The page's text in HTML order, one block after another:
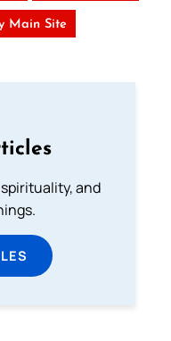
Main Site
and